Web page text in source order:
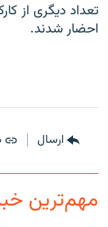
تعداد دیگری از
احضار شدند.
ارسال
مهم‌ترین